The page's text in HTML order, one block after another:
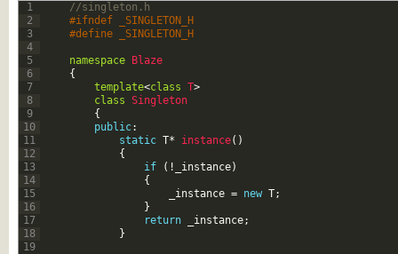
1
2
3
4
5
6
7
8
9
10
11
12
13
14
15
16
17
18
19
//singleton.h
#ifndef _SINGLETON_H
#define _SINGLETON_H
namespace
Blaze
{
template<class T>
class Singleton
{
public:
static T* instance( )
{
if
( ! _instance)
{
_instance = new T;
}
return
_instance;
}